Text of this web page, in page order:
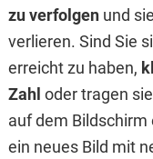
zu verfolgenund
verlieren. Sind Sie
erreicht zu haben,
Zahl oder tragen
auf dem
ein neues Bild mit